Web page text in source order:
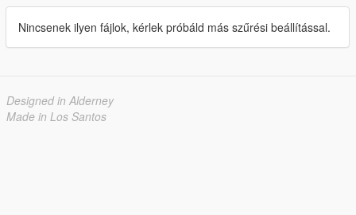
Nincsenek ilyen fájlok, kérlek próbáld más szűrési beállítással.
Designed in Alderney
Made in Los Santos